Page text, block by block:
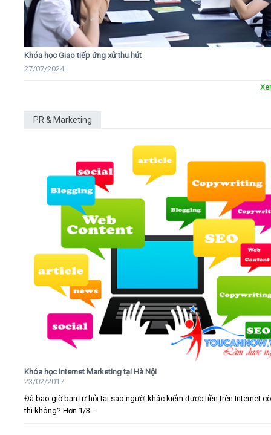
Khóa học Giao tiếp ứng xử thu hút
27/07/2024
PR & Marketing
Khóa học Internet Marketing tại Hà Nội
23/02/2017
Đã bao giờ bạn tự hỏi tại sao người khác kiếm được tiền trên Internet
thì không? Hơn 1/3...